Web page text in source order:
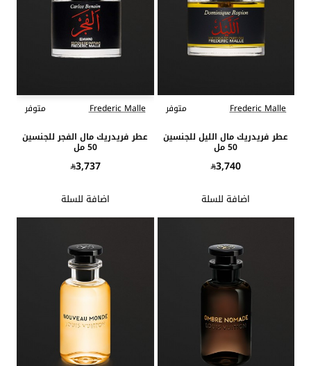
Frederic Malle
متوفر
عطر فريدريك مال الليل للجنسين
50 مل
3,740
اضافة للسلة
Frederic Malle
متوفر
عطر فريدريك مال الفجر للجنسين
50 مل
3,737
اضافة للسلة